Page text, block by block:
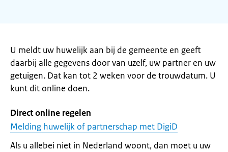
U meldt uw huwelijk aan bij de gemeente en geeft
daarbij alle gegevens door van uzelf, uw partner en uw
getuigen. Dat kan tot 2 weken voor de trouwdatum. U
kunt dit online doen.
Direct online regelen
Melding huwelijk of partnerschap met DigiD
Als u allebei niet in Nederland woont, dan moet u uw